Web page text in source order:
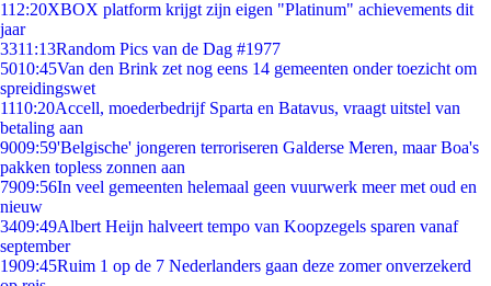
112:20XBOX platform krijgt zijn eigen "Platinum" achievements dit
jaar
3311:13Random Pics van de Dag #1977
5010:45Van den Brink zet nog eens 14 gemeenten onder toezicht om
spreidingswet
1110:20Accell, moederbedrijf Sparta en Batavus, vraagt uitstel van
betaling aan
9009:59'Belgische' jongeren terroriseren Galderse Meren, maar Boa's
pakken topless zonnen aan
7909:56In veel gemeenten helemaal geen vuurwerk meer met oud en
nieuw
3409:49Albert Heijn halveert tempo van Koopzegels sparen vanaf
september
1909:45Ruim 1 op de 7 Nederlanders gaan deze zomer onverzekerd